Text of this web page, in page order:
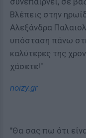
Βλέπεις στην
Αλεξάνδρα
υπόσταση πάνω
καλύτερες της
χάσετε!"
noizy.gr
"Θα σας πω ότι